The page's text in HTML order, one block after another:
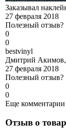
Заказывал
27 февраля 2018
Полезный отзыв?
0
0
bestvinyl
Дмитрий Акимов,
27 февраля 2018
Полезный отзыв?
0
0
Еще комментарии
Отзыв о